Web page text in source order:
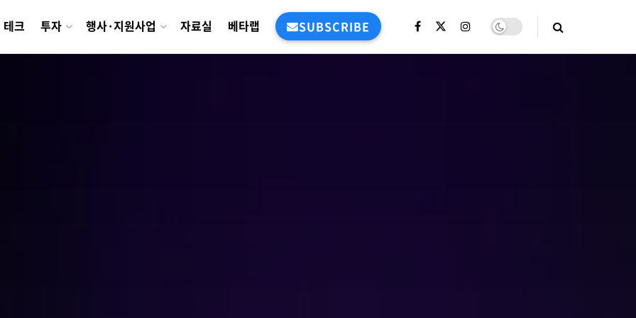
테크 투자 행사·지원사업 자료실 베타랩 SUBSCRIBE